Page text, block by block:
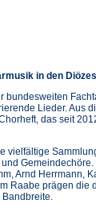
in den
bundesweiten
Lieder. Aus
das seit
vielfältige
Arnd Herrmann,
Raabe prägen die